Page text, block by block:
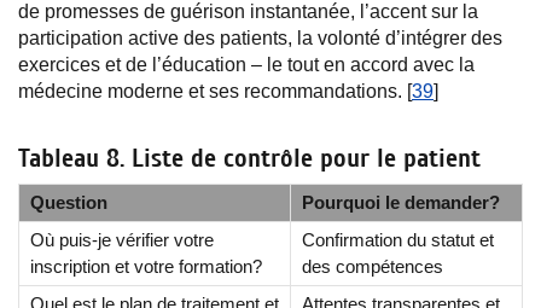
de promesses de guérison instantanée, l’accent sur la
participation active des patients, la volonté d’intégrer des
exercices et de l’éducation – le tout en accord avec la
médecine moderne et ses recommandations. [39]
Tableau 8. Liste de contrôle pour le patient
Question
Pourquoi le demander?
Où puis-je vérifier votre
inscription et votre formation?
Confirmation du statut et
des compétences
Quel est le plan de traitement et
Attentes transparentes et